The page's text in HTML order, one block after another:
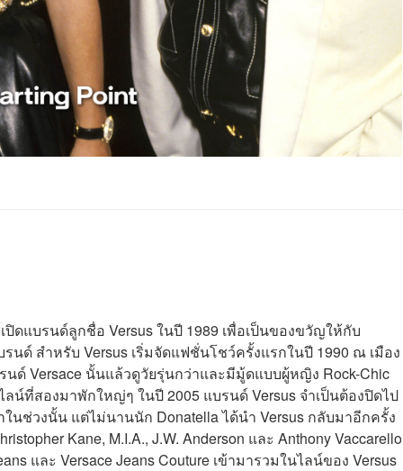
ดแบรนด์ลูกชื่อ Versus ในปี 1989 เพื่อเป็นของขวัญให้กับ
นด์ สำหรับ Versus เริ่มจัดแฟชั่นโชว์ครั้งแรกในปี 1990 ณ เมือง
ด์ Versace นั้นแล้วดูวัยรุ่นกว่าและมีมู้ดแบบผู้หญิง Rock-Chic
น์ที่สองมาพักใหญ่ๆ ในปี 2005 แบรนด์ Versus จำเป็นต้องปิดไป
นช่วงนั้น แต่ไม่นานนัก Donatella ได้นำ Versus กลับมาอีกครั้ง
Kane, M.I.A., J.W. Anderson และ Anthony Vaccarello
และ Versace Jeans Couture เข้ามารวมในไลน์ของ Versus